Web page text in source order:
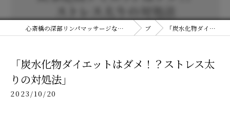
心斎橋の深部リンパマッサージならボディコルギ&ヘッドスパ(ヘッドコルギ)専門店ボディバランス 大阪心斎橋店 ブログ 「炭水化物ダイエットはダメ！？ストレス太りの対処法」
「炭水化物ダイエットはダメ！？ストレス太
りの対処法」
2023/10/20